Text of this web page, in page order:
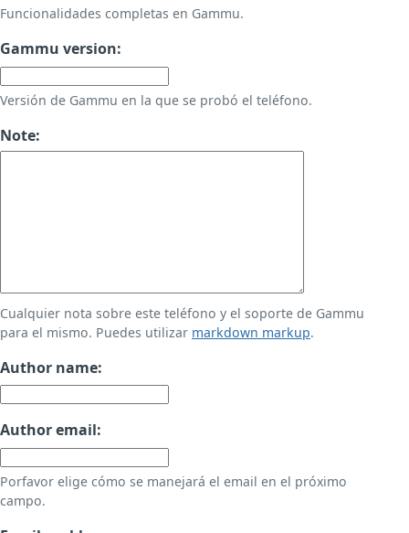
Funcionalidades completas en Gammu.
Gammu version:
Versión de Gammu en la que se probó el teléfono.
Note:
Cualquier nota sobre este teléfono y el soporte de Gammu
para el mismo. Puedes utilizar markdown markup.
Author name:
Author email:
Porfavor elige cómo se manejará el email en el próximo
campo.